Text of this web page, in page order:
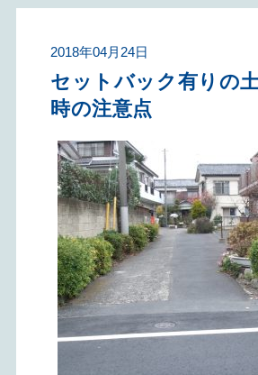
2018年04月24日
セットバック有りの
時の注意点